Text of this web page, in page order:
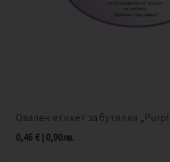
Овален етикет за бутилка
0,46 € 0,90лв.